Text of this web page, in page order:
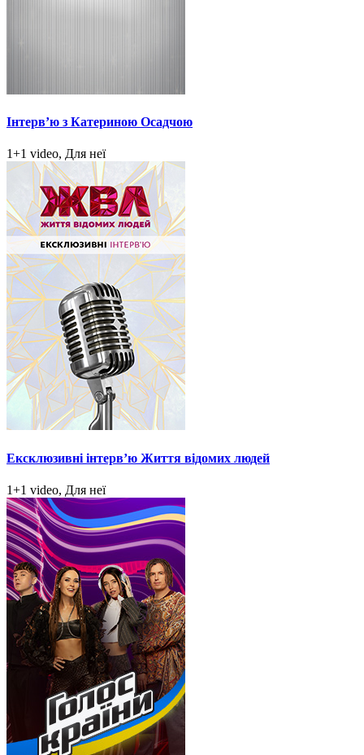
Інтерв’ю з Катериною Осадчою
1+1 video, Для неї
Ексклюзивні інтерв’ю Життя відомих людей
1+1 video, Для неї